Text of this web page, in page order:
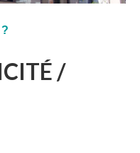
/ LOISIRS
/